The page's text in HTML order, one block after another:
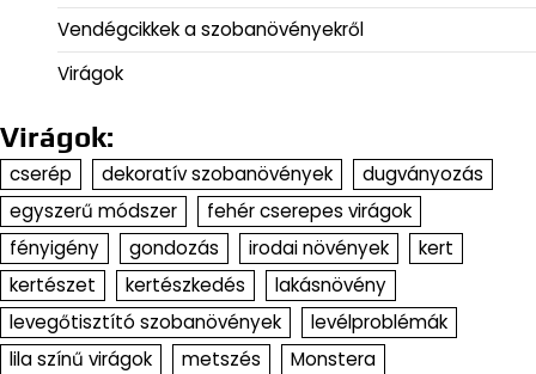
Vendégcikkek a szobanövényekről
Virágok
Virágok:
cserép dekoratív szobanövények
dugványozás
egyszerű módszer
fehér cserepes virágok
fényigény
gondozás irodai növények
kert
kertészet
kertészkedés
lakásnövény
levegőtisztító szobanövények
levélproblémák
lila színű virágok
metszés Monstera